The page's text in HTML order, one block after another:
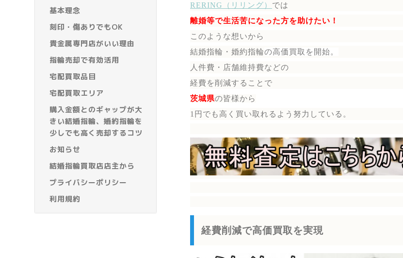
基本理念
刻印・傷ありでもOK
貴金属専門店がいい理由
指輪売却で有効活用
宅配買取品目
宅配買取エリア
購入金額とのギャップが大
きい結婚指輪、婚約指輪を
少しでも高く売却するコツ
お知らせ
結婚指輪買取店店主から
プライバシーポリシー
利用規約
RERING（リリング） では
離婚等で生活苦になった方を助けたい！
このような想いから
結婚指輪・婚約指輪の高価買取を開始。
人件費・店舗維持費などの
経費を削減することで
茨城県の皆様から
1円でも高く買い取れるよう努力している。
経費削減で高価買取を実現